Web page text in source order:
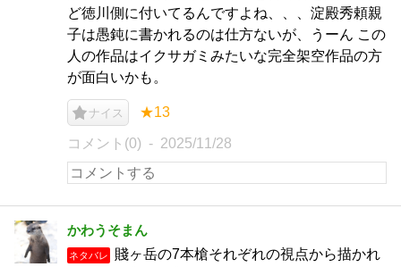
ど徳川側に付いてるんですよね、、、淀殿秀頼親
子は愚鈍に書かれるのは仕方ないが、うーん この
人の作品はイクサガミみたいな完全架空作品の方
が面白いかも。
ナイス ★13
コメント(0) 2025/11/28
かわうそまん
ネタバレ
賤ヶ岳の7本槍それぞれの視点から描かれ